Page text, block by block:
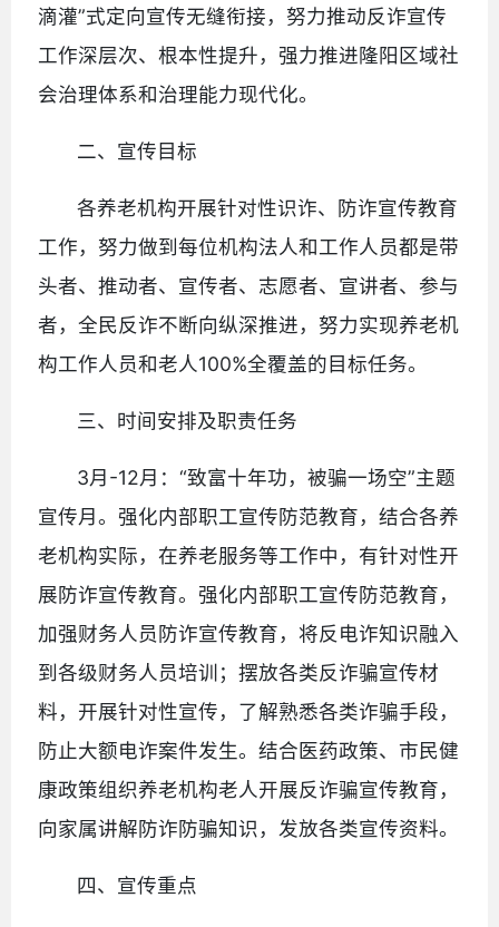
滴灌”式定向宣传无缝衔接，努力推动反诈宣传
工作深层次、根本性提升，强力推进隆阳区域社
会治理体系和治理能力现代化。
二、宣传目标
各养老机构开展针对性识诈、防诈宣传教育
工作，努力做到每位机构法人和工作人员都是带
头者、推动者、宣传者、志愿者、宣讲者、参与
者，全民反诈不断向纵深推进，努力实现养老机
构工作人员和老人100%全覆盖的目标任务。
三、时间安排及职责任务
3月-12月：“致富十年功，被骗一场空”主题
宣传月。强化内部职工宣传防范教育，结合各养
老机构实际，在养老服务等工作中，有针对性开
展防诈宣传教育。强化内部职工宣传防范教育，
加强财务人员防诈宣传教育，将反电诈知识融入
到各级财务人员培训；摆放各类反诈骗宣传材
料，开展针对性宣传，了解熟悉各类诈骗手段，
防止大额电诈案件发生。结合医药政策、市民健
康政策组织养老机构老人开展反诈骗宣传教育，
向家属讲解防诈防骗知识，发放各类宣传资料。
四、宣传重点